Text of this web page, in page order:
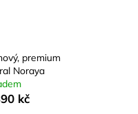
premium
Noraya
kč